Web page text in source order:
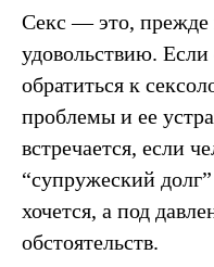
Секс — это, прежде
удовольствию.
обратиться к
проблемы и ее
встречается, если
“супружеский
хочется, а под
обстоятельств.